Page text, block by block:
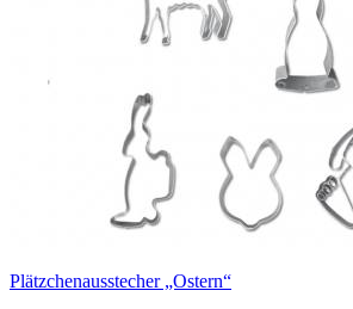
Plätzchenausstecher „Ostern“